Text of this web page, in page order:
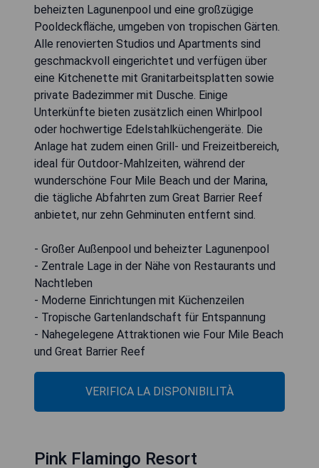
beheizten Lagunenpool und eine großzügige
Pooldeckfläche, umgeben von tropischen Gärten.
Alle renovierten Studios und Apartments sind
geschmackvoll eingerichtet und verfügen über
eine Kitchenette mit Granitarbeitsplatten sowie
private Badezimmer mit Dusche. Einige
Unterkünfte bieten zusätzlich einen Whirlpool
oder hochwertige Edelstahlküchengeräte. Die
Anlage hat zudem einen Grill- und Freizeitbereich,
ideal für Outdoor-Mahlzeiten, während der
wunderschöne Four Mile Beach und der Marina,
die tägliche Abfahrten zum Great Barrier Reef
anbietet, nur zehn Gehminuten entfernt sind.
- Großer Außenpool und beheizter Lagunenpool
- Zentrale Lage in der Nähe von Restaurants und
Nachtleben
- Moderne Einrichtungen mit Küchenzeilen
- Tropische Gartenlandschaft für Entspannung
- Nahegelegene Attraktionen wie Four Mile Beach
und Great Barrier Reef
VERIFICA LA DISPONIBILITÀ
Pink Flamingo Resort